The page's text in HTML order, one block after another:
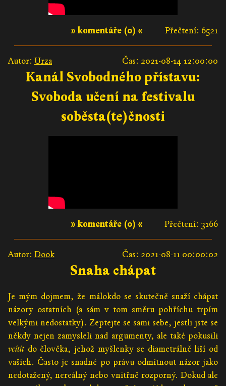
Přečtení: 6521
» komentáře (0) «
Autor: Urza Čas: 2021-08-14 12:00:00
Kanál Svobodného přístavu:
Svoboda učení na festivalu
soběsta(te)čnosti
Přečtení: 3166
» komentáře (0) «
Autor: Dook Čas: 2021-08-11 00:00:02
Snaha chápat
Je mým dojmem, že málokdo se skutečně snaží chápat
názory ostatních (a sám v tom směru pohříchu trpím
velkými nedostatky). Zeptejte se sami sebe, jestli jste se
někdy nejen zamysleli nad argumenty, ale také pokusili
vcítitdo člověka, jehož myšlenky se diametrálně liší od
vašich. Často je snadné po právu odmítnout názor jako
nedotažený, nereálný nebo vnitřně rozporný. Dokud ale